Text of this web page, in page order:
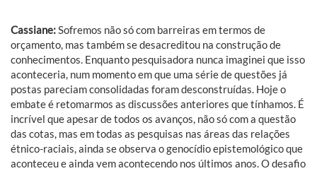
Cassiane:Sofremos não só com barreiras em termos de
orçamento, mas também se desacreditou na construção de
conhecimentos. Enquanto pesquisadora nunca imaginei que isso
aconteceria, num momento em que uma série de questões já
postas pareciam consolidadas foram desconstruídas. Hoje o
embate é retomarmos as discussões anteriores que tínhamos. É
incrível que apesar de todos os avanços, não só com a questão
das cotas, mas em todas as pesquisas nas áreas das relações
étnico-raciais, ainda se observa o genocídio epistemológico que
aconteceu e ainda vem acontecendo nos últimos anos. O desafio